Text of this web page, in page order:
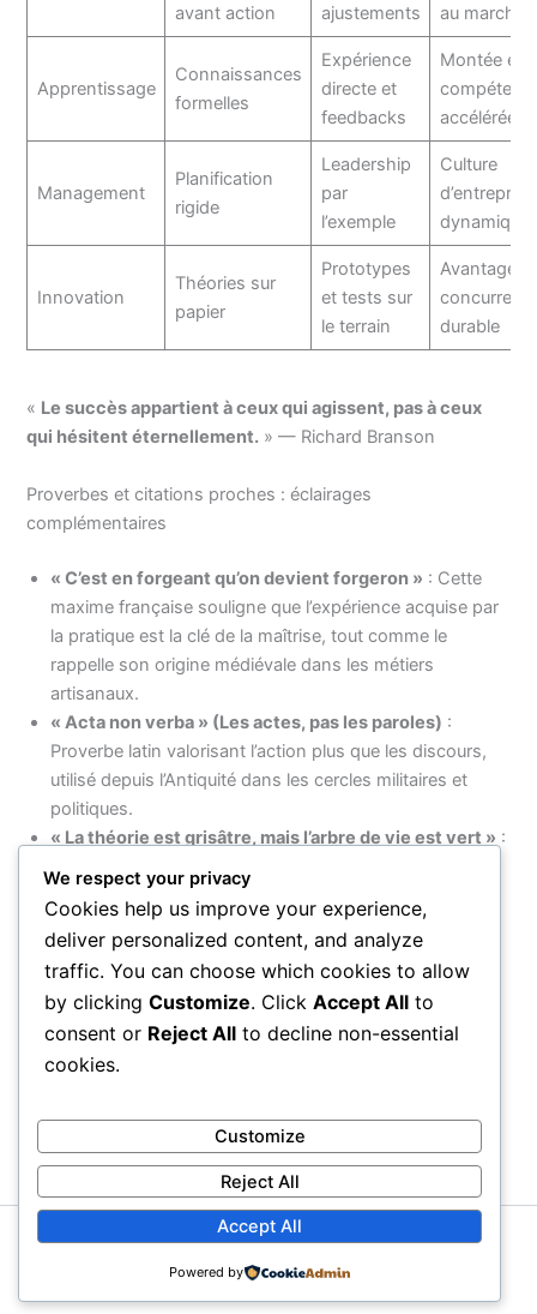
avant action
ajustements
au marché
Apprentissage
Connaissances
formelles
Expérience
directe et
feedbacks
Montée en
accélérée
Management
Planification
rigide
Leadership
par
l’exemple
Culture
d’entreprise
dynamique
Innovation
Théories sur
papier
Prototypes
et tests sur
le terrain
Avantage
durable
« Le succès appartient à ceux qui agissent, pas à ceux
qui hésitent éternellement. » — Richard Branson
Proverbes et citations proches : éclairages
complémentaires
« C’est en forgeant qu’on devient forgeron » : Cette
maxime française souligne que l’expérience acquise par
la pratique est la clé de la maîtrise, tout comme le
rappelle son origine médiévale dans les métiers
artisanaux.
« Acta non verba » (Les actes, pas les paroles) :
Proverbe latin valorisant l’action plus que les discours,
utilisé depuis l’Antiquité dans les cercles militaires et
politiques.
« La théorie est grisâtre, mais l’arbre de vie est vert » :
contraste entre une connaissance stérile et la vitalité de
l’expérience concrète.
« Do not wait to strike till the iron is hot; but make it
hot by striking » : Proverbe anglais incitant à créer
l’occasion par l’action elle-même, et non à attendre
passivement.
PRÉCÉDENT SUIVANT
Copyright © 2026 Proverbial
We respect your privacy
Cookies help us improve your experience,
deliver personalized content, and analyze
traffic. You can choose which cookies to allow
by clicking Customize. Click Accept All to
consent or Reject All to decline non-essential
cookies.
Customize
Reject All
Accept All
Powered by